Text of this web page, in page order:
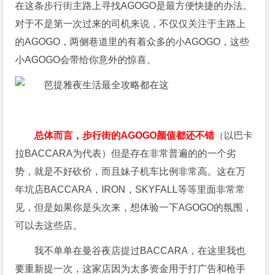
在这条步行街主路上寻找AGOGO是最方便快捷的办法。
对于不是第一次过来的司机来说，不仅仅关注于主路上
的AGOGO，两侧巷道里的有着众多的小AGOGO，这些
小AGOGO会带给你意外的惊喜。
总体而言，步行街的AGOGO颜值都还不错（以巴卡
拉BACCARA为代表）但是存在非常普遍的的一个劣
势，就是不好砍价，而且妹子机车比例非常高。这在万
年坑店BACCARA，IRON，SKYFALL等等里面非常常
见，但是如果你是头次来，想体验一下AGOGO的氛围，
可以去这些店。
我不单单在曼谷夜店提过BACCARA，在这里我也
要重新提一次，这家店因为太多资金用于打广告和枪手